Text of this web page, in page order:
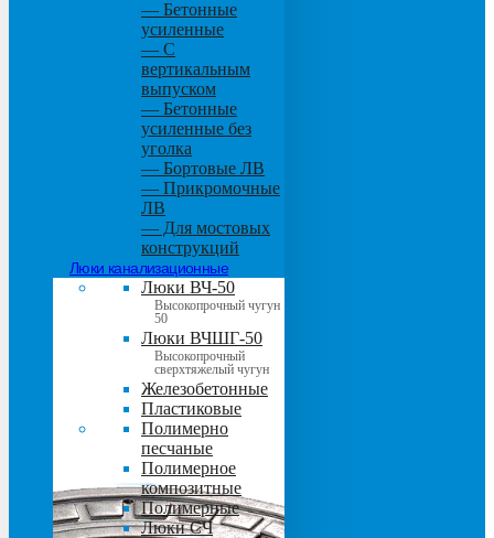
— Бетонные
усиленные
— С
вертикальным
выпуском
— Бетонные
усиленные без
уголка
— Бортовые ЛВ
— Прикромочные
ЛВ
— Для мостовых
конструкций
Люки канализационные
Люки ВЧ-50
Высокопрочный чугун
50
Люки ВЧШГ-50
Высокопрочный
сверхтяжелый чугун
Железобетонные
Пластиковые
Полимерно
песчаные
Полимерное
композитные
Полимерные
Люки СЧ